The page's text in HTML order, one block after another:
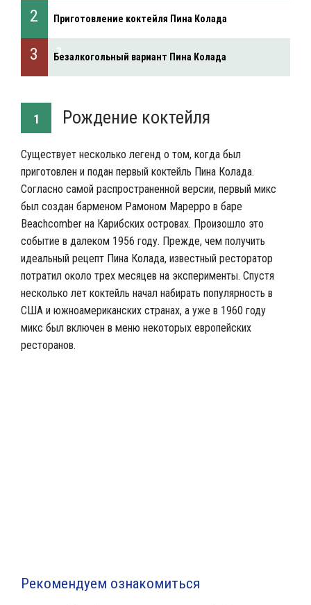
Приготовление коктейля Пина Колада
Безалкогольный вариант Пина Колада
1 Рождение коктейля
Существует несколько легенд о том, когда был
приготовлен и подан первый коктейль Пина Колада.
Согласно самой распространенной версии, первый микс
был создан барменом Рамоном Марерро в баре
Beachcomber на Карибских островах. Произошло это
событие в далеком 1956 году. Прежде, чем получить
идеальный рецепт Пина Колада, известный ресторатор
потратил около трех месяцев на эксперименты. Спустя
несколько лет коктейль начал набирать популярность в
США и южноамериканских странах, а уже в 1960 году
микс был включен в меню некоторых европейских
ресторанов.
Рекомендуем ознакомиться